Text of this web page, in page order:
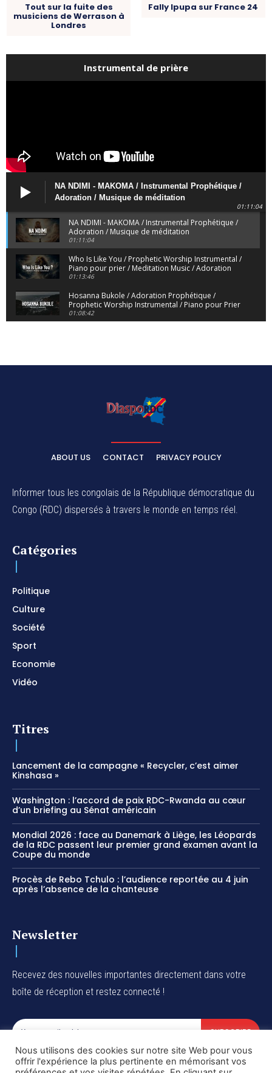
Tout sur la fuite des
musiciens de Werrason à
Londres
Fally Ipupa sur France 24
Instrumental de prière
NA NDIMI - MAKOMA / Instrumental Prophétique /
Adoration / Musique de méditation
01:11:04
NA NDIMI - MAKOMA / Instrumental Prophétique /
Adoration / Musique de méditation
01:11:04
Who Is Like You / Prophetic Worship Instrumental /
Piano pour prier / Meditation Music / Adoration
01:13:46
Hosanna Bukole / Adoration Prophétique /
Prophetic Worship Instrumental / Piano pour Prier
01:08:42
Dieu de Secours - God of Rescue / Adoration
Yahweh Sabaoth / Prophetic Worship Instrumental
/ Piano pour prier / Instrumental d'intercession
ELIKIA NA NGAI / Instrumental de Prière / 1H
01:03:38
Piano pour prier / Soaking Worship Instrumental
01:17:32
For Your Name Is Holy / Prophetic Worship
I SURRENDER / Soaking Worship Instrumental /
ABOUT US CONTACT PRIVACY POLICY
Informer tous les congolais de la République démocratique du
Congo (RDC) dispersés à travers le monde en temps réel.
Catégories
Politique
Culture
Société
Sport
Economie
Vidéo
Titres
Lancement de la campagne « Recycler, c’est aimer
Kinshasa »
Washington : l’accord de paix RDC-Rwanda au cœur
d’un briefing au Sénat américain
Mondial 2026 : face au Danemark à Liège, les Léopards
de la RDC passent leur premier grand examen avant la
Coupe du monde
Procès de Rebo Tchulo : l’audience reportée au 4 juin
après l’absence de la chanteuse
Newsletter
Recevez des nouvelles importantes directement dans votre
boîte de réception et restez connecté !
SUBSCRIBE
I've read and accept thePrivacy Policy.
Nous utilisons des cookies sur notre site Web pour vous
offrir l'expérience la plus pertinente en mémorisant vos